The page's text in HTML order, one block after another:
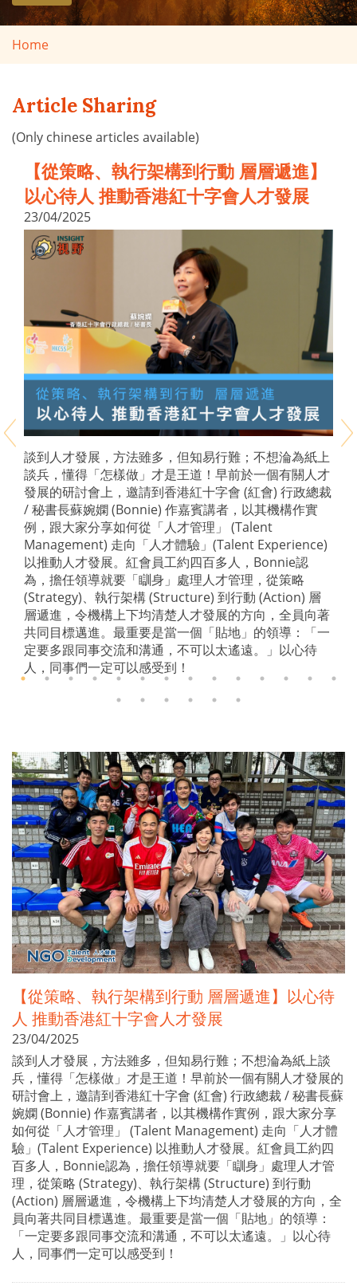
Home
Article Sharing
(Only chinese articles available)
【從策略、執行架構到行動 層層遞進】
以心待人 推動香港紅十字會人才發展
23/04/2025
談到人才發展，方法雖多，但知易行難；不想淪為紙上
談兵，懂得「怎樣做」才是王道！早前於一個有關人才
發展的研討會上，邀請到香港紅十字會 (紅會) 行政總裁
/ 秘書長蘇婉嫻 (Bonnie) 作嘉賓講者，以其機構作實
例，跟大家分享如何從「人才管理」 (Talent
Management) 走向「人才體驗」(Talent Experience)
以推動人才發展。紅會員工約四百多人，Bonnie認
為，擔任領導就要「瞓身」處理人才管理，從策略
(Strategy)、執行架構 (Structure) 到行動 (Action) 層
層遞進，令機構上下均清楚人才發展的方向，全員向著
共同目標邁進。最重要是當一個「貼地」的領導：「一
定要多跟同事交流和溝通，不可以太遙遠。」以心待
人，同事們一定可以感受到！
【從策略、執行架構到行動 層層遞進】以心待
人 推動香港紅十字會人才發展
23/04/2025
談到人才發展，方法雖多，但知易行難；不想淪為紙上談
兵，懂得「怎樣做」才是王道！早前於一個有關人才發展的
研討會上，邀請到香港紅十字會 (紅會) 行政總裁 / 秘書長蘇
婉嫻 (Bonnie) 作嘉賓講者，以其機構作實例，跟大家分享
如何從「人才管理」 (Talent Management) 走向「人才體
驗」(Talent Experience) 以推動人才發展。紅會員工約四
百多人，Bonnie認為，擔任領導就要「瞓身」處理人才管
理，從策略 (Strategy)、執行架構 (Structure) 到行動
(Action) 層層遞進，令機構上下均清楚人才發展的方向，全
員向著共同目標邁進。最重要是當一個「貼地」的領導：
「一定要多跟同事交流和溝通，不可以太遙遠。」以心待
人，同事們一定可以感受到！